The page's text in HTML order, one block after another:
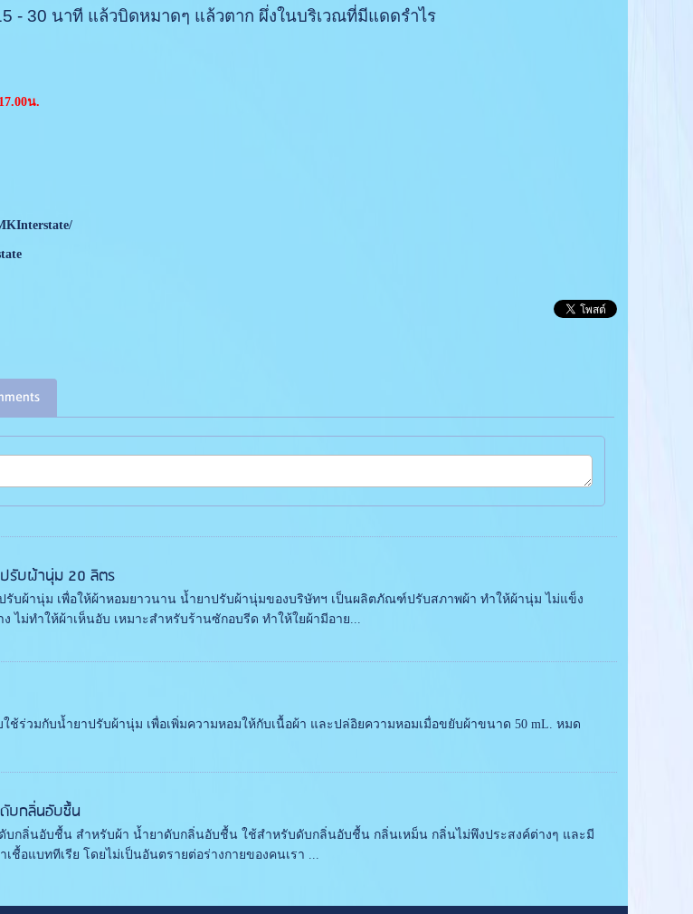
- 30 นาที แล้วบิดหมาดๆ แล้วตาก ผึ่งในบริเวณที่มีแดดรำไร
น.
รับผ้านุ่ม 20 ลิตร
รับผ้านุ่ม เพื่อให้ผ้าหอมยาวนาน น้ำยาปรับผ้านุ่มของบริษัทฯ เป็นผลิตภัณฑ์ปรับสภาพผ้า ทำให้ผ้านุ่ม ไม่แข็ง
ง ไม่ทำให้ผ้าเห็นอับ เหมาะสำหรับร้านซักอบรีด ทำให้ใยผ้ามีอาย...
ใช้ร่วมกับน้ำยาปรับผ้านุ่ม เพื่อเพิ่มความหอมให้กับเนื้อผ้า และปล่อิยความหอมเมื่อขยับผ้าขนาด 50 mL. หมด
บกลิ่นอับชื้น
บกลิ่นอับชื้น สำหรับผ้า น้ำยาดับกลิ่นอับชื้น ใช้สำหรับดับกลิ่นอับชื้น กลิ่นเหม็น กลิ่นไม่พึงประสงค์ต่างๆ และมี
เชื้อแบททีเรีย โดยไม่เป็นอันตรายต่อร่างกายของคนเรา ...